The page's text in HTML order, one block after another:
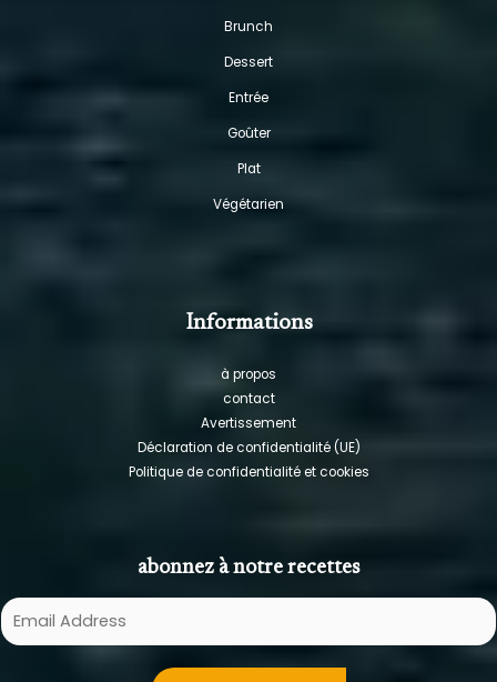
Brunch
Dessert
Entrée
Goûter
Plat
Végétarien
Informations
à propos
contact
Avertissement
Déclaration de confidentialité (UE)
Politique de confidentialité et cookies
abonnez à notre recettes
E
m